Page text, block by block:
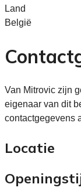
Land
België
Van Mitrovic zijn
eigenaar van dit
contactgegevens
Locatie